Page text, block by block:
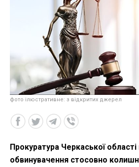
фото ілюстративне: з відкритих джерел
Прокуратура Черкаської
обвинувачення стосовно